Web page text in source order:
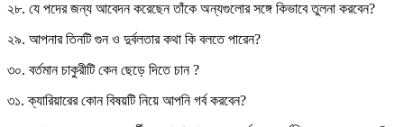
২৮. যে পদের জন্য আবেদন করেছেন তাঁকে অন্যগুলোর সঙ্গে কিভাবে তুলনা করবেন?
২৯. আপনার তিনটি গুন ও দুর্বলতার কথা কি বলতে পারেন?
৩০. বর্তমান চাকুরীটি কেন ছেড়ে দিতে চান ?
৩১. ক্যারিয়ারের কোন বিষয়টি নিয়ে আপনি গর্ব করবেন?